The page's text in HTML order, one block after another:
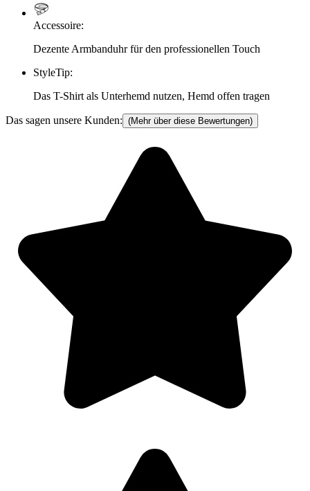
Accessoire:
Dezente Armbanduhr für den professionellen Touch
StyleTip:
Das T-Shirt als Unterhemd nutzen, Hemd offen tragen
Das sagen unsere Kunden: (Mehr über diese Bewertungen)